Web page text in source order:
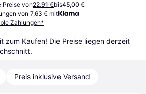
Preise von22,91 €bis45,00 €
von 7,63 € mit
Zahlungen*
Preis inklusive Versand